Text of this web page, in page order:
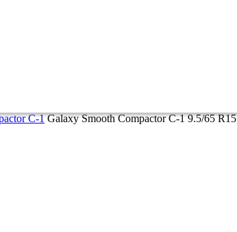
C-1Galaxy Smooth Compactor C-1 9.5/65 R15